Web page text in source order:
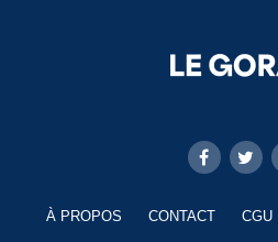
À PROPOS CONTACT CGU